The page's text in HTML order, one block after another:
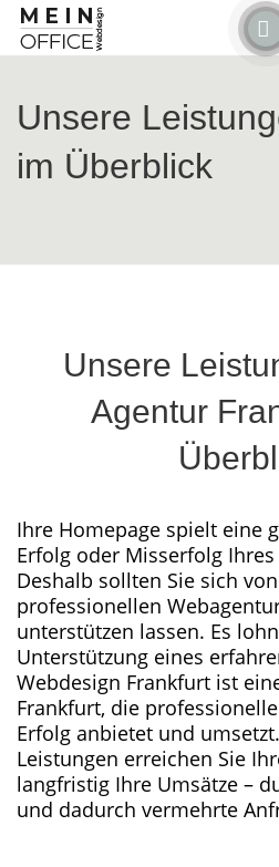
Detected no support for
Unsere
im Überblick
Unsere
Agentur
Ihre Homepage spielt eine
Erfolg oder Misserfolg
Deshalb sollten Sie sich
professionellen
unterstützen lassen. Es
Unterstützung eines
Webdesign Frankfurt ist
Frankfurt, die
Erfolg anbietet und
Leistungen erreichen Sie
langfristig Ihre Umsätze –
und dadurch vermehrte